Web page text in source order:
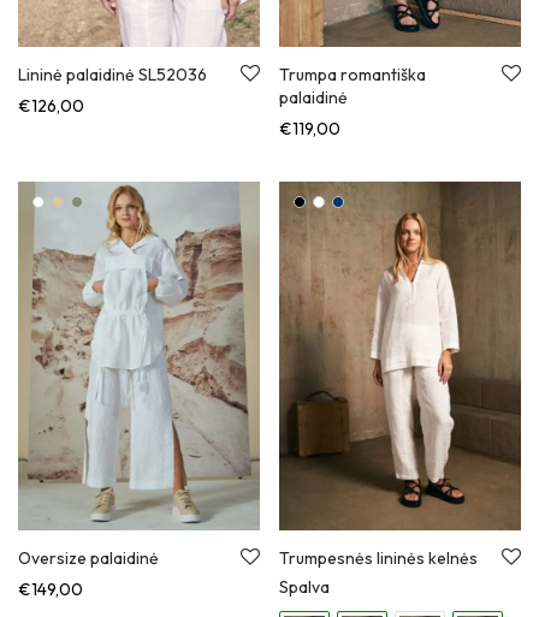
Lininė palaidinė SL52036
€126,00
Trumpa romantiška
palaidinė
€119,00
Oversize palaidinė
€149,00
Trumpesnės lininės kelnės
Spalva